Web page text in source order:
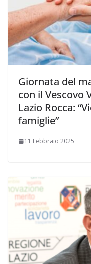
Giornata del
con il Vescovo
Lazio Rocca:
famiglie”
11 Febbraio 2025